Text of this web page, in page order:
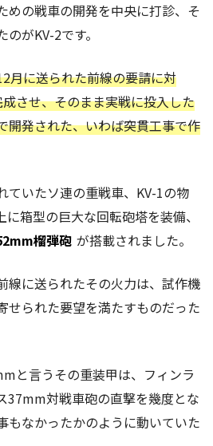
めの戦車の開発を中央に打診、そ
がKV-2です。
月に送られた前線の要請に対
させ、そのまま実戦に投入した
開発された、いわば突貫工事で作
ていたソ連の重戦車、KV-1の物
箱型の巨大な回転砲塔を装備、
榴弾砲 が搭載されました。
線に送られたその火力は、試作機
せられた要望を満たすものだった
と言うその重装甲は、フィンラ
37mm対戦車砲の直撃を幾度とな
もなかったかのように動いていた